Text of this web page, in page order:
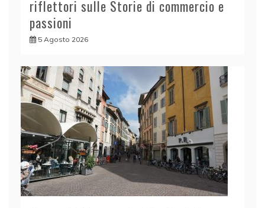
riflettori sulle Storie di commercio e
passioni
5 Agosto 2026